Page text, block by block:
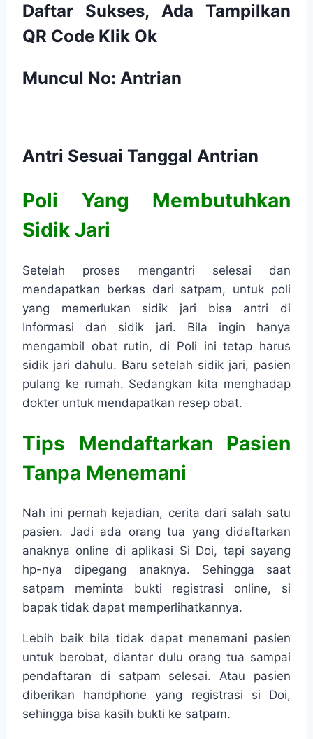
Daftar Sukses, Ada Tampilkan
QR Code Klik Ok
Muncul No: Antrian
Antri Sesuai Tanggal Antrian
Poli Yang Membutuhkan
Sidik Jari
Setelah proses mengantri selesai dan
mendapatkan berkas dari satpam, untuk poli
yang memerlukan sidik jari bisa antri di
Informasi dan sidik jari. Bila ingin hanya
mengambil obat rutin, di Poli ini tetap harus
sidik jari dahulu. Baru setelah sidik jari, pasien
pulang ke rumah. Sedangkan kita menghadap
dokter untuk mendapatkan resep obat.
Tips Mendaftarkan Pasien
Tanpa Menemani
Nah ini pernah kejadian, cerita dari salah satu
pasien. Jadi ada orang tua yang didaftarkan
anaknya online di aplikasi Si Doi, tapi sayang
hp-nya dipegang anaknya. Sehingga saat
satpam meminta bukti registrasi online, si
bapak tidak dapat memperlihatkannya.
Lebih baik bila tidak dapat menemani pasien
untuk berobat, diantar dulu orang tua sampai
pendaftaran di satpam selesai. Atau pasien
diberikan handphone yang registrasi si Doi,
sehingga bisa kasih bukti ke satpam.